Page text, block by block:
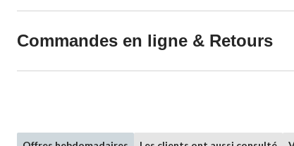
Commandes en ligne & Retours